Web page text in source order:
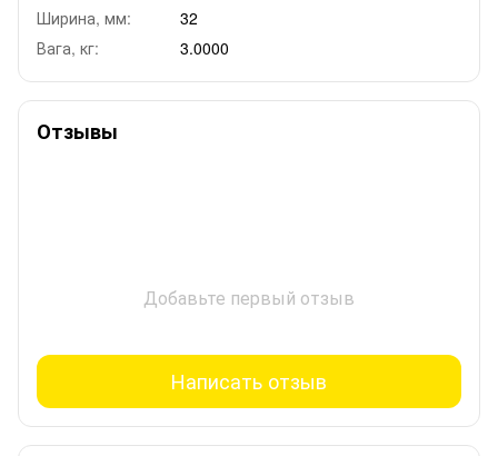
Ширина, мм:
32
Вага, кг:
3.0000
Отзывы
Добавьте первый отзыв
Написать отзыв